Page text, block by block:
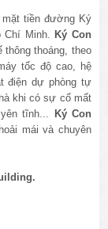
tiền đường Ký
Chí Minh. Ký Con
thông thoáng, theo
tốc độ cao, hệ
điện dự phòng tự
khi có sự cố mất
tĩnh...
Ký Con
mái và chuyên